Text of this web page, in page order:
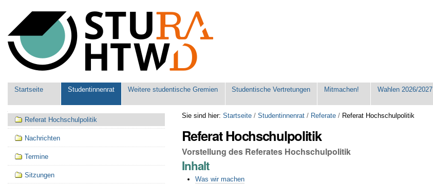
Werkzeuge
Sektionen
Startseite Studentinnenrat Weitere studentische Gremien Studentische Vertretungen Mitmachen! Wahlen 2026/2027
Sie sind hier: Startseite /Studentinnenrat / Referate / Referat Hochschulpolitik
Referat Hochschulpolitik
Vorstellung des Referates Hochschulpolitik
Inhalt
Was wir machen
Navigation
Referat Hochschulpolitik
Nachrichten
Termine
Sitzungen